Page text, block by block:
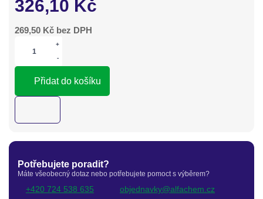
326,10 Kč
269,50 Kč bez DPH
+
-
Přidat do košíku
Potřebujete poradit?
Máte všeobecný dotaz nebo potřebujete pomoct s výběrem?
+420 724 538 635 objednavky@alfachem.cz